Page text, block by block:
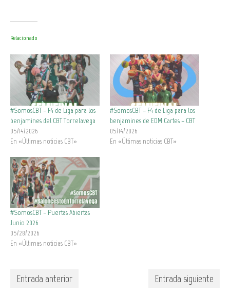
Relacionado
#SomosCBT – F4 de Liga para los
benjamines del CBT Torrelavega
05/14/2026
En «Últimas noticias CBT»
#SomosCBT – F4 de Liga para los
benjamines de EDM Cartes – CBT
05/14/2026
En «Últimas noticias CBT»
#SomosCBT – Puertas Abiertas
Junio 2026
05/28/2026
En «Últimas noticias CBT»
Entrada anterior Entrada siguiente